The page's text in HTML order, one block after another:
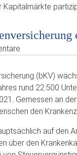
(bKV)
rund 22.500
Gemessen an
den
auf den
über den